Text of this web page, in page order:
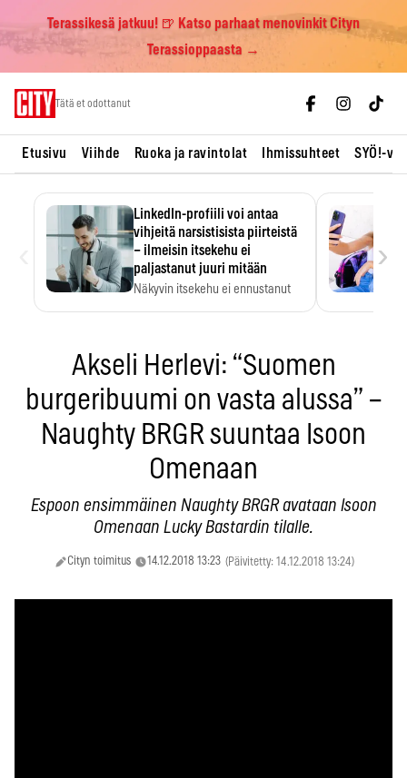
Terassikesä jatkuu! 🍺 Katso parhaat menovinkit Cityn
Terassioppaasta →
Tätä et odottanut
Etusivu Viihde Ruoka ja ravintolat Ihmissuhteet SYÖ!-
LinkedIn-profiili voi antaa
vihjeitä narsistisista piirteistä
– ilmeisin itsekehu ei
paljastanut juuri mitään
Näkyvin itsekehu ei ennustanut
›
Akseli Herlevi: “Suomen
burgeribuumi on vasta alussa” –
Naughty BRGR suuntaa Isoon
Omenaan
Espoon ensimmäinen Naughty BRGR avataan Isoon
Omenaan Lucky Bastardin tilalle.
Cityn toimitus 14.12.2018 13:23 (Päivitetty: 14.12.2018 13:24)